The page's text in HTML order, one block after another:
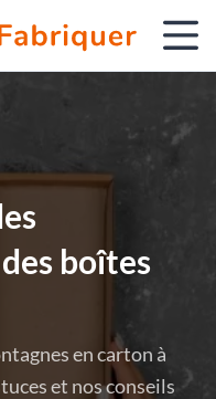
boîtes
en carton à
et nos conseils